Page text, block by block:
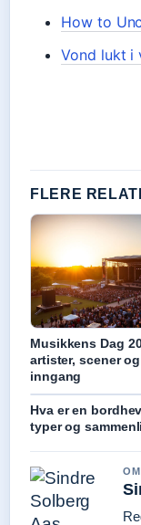
How to
Vond lukt i
FLERE
Musikkens Dag
artister, scener
inngang
Hva er en
typer og